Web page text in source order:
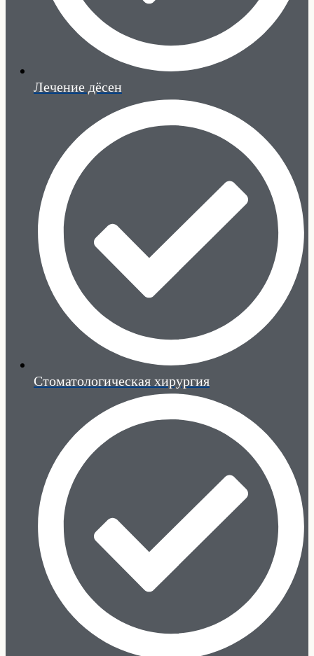
Лечение дёсен
Стоматологическая хирургия